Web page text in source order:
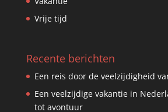
Vrije tijd
Recente berichten
Een reis door de veelzijdigheid
Een veelzijdige vakantie in
tot avontuur